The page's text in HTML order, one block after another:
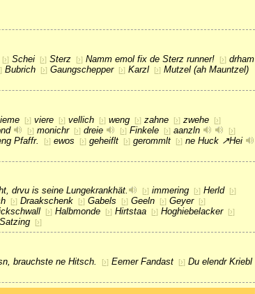
[›] Schei [›] Sterz [›] Namm emol fix de Sterz runner! [›] drham
] Bubrich [›] Gaungschepper [›] Karzl [›] Mutzel (ah Mauntzel)
[›] viere [›] vellich [›] weng [›] zahne [›] zwehe [›]
[›] monichr [›] dreie [›] Finkele [›] aanzln [›]
Pfaffr. [›] ewos [›] geheiflt [›] gerommlt [›] ne Huck ↗Hei
drvu is seine Lungekrankhät. [›] immering [›] Herld [›]
[›] Draakschenk [›] Gabels [›] Geeln [›] Geyer [›]
[›] Halbmonde [›] Hirtstaa [›] Hoghiebelacker [›]
Satzing [›]
brauchste ne Hitsch. [›] Eemer Fandast [›] Du elendr Kriebl